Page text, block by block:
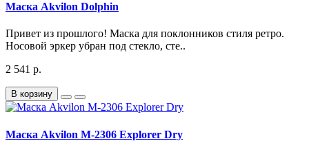
Маска Akvilon Dolphin
Привет из прошлого! Маска для поклонников стиля ретро.
Носовой эркер убран под стекло, сте..
2 541 р.
В корзину
Маска Akvilon M-2306 Explorer Dry